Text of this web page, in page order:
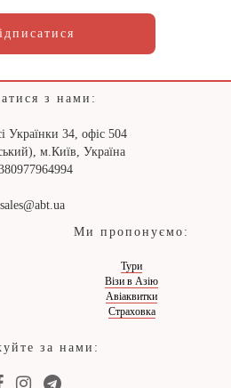
з нами:
Українки 34, офіс 504
м.Київ, Україна
sales@abt.ua
Ми пропонуємо:
Тури
Візи в Азію
Авіаквитки
Страховка
за нами: